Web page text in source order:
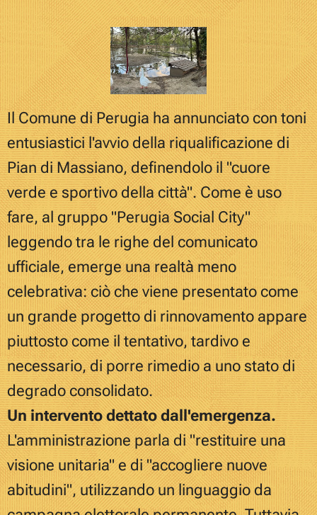
Il Comune di Perugia ha annunciato con toni
entusiastici l'avvio della riqualificazione di
Pian di Massiano, definendolo il "cuore
verde e sportivo della città".Come è uso
fare, al gruppo "Perugia Social City"
leggendo tra le righe del comunicato
ufficiale, emerge una realtà meno
celebrativa: ciò che viene presentato come
un grande progetto di rinnovamento appare
piuttosto come il tentativo, tardivo e
necessario, di porre rimedio a uno stato di
degrado consolidato.
Un intervento dettato dall'emergenza.
L'amministrazione parla di "restituire una
visione unitaria" e di "accogliere nuove
abitudini", utilizzando un linguaggio da